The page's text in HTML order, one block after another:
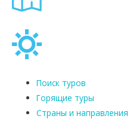
Поиск туров
Горящие туры
Страны и направления